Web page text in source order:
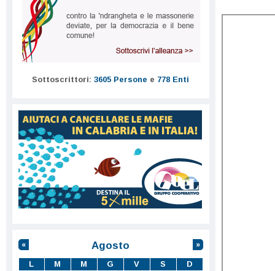
Sottoscrittori: 3605 Persone e 778 Enti
Agosto
« »
L M M G V S
D